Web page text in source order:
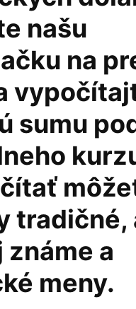
našu
na
sumu
tradičné,
známe a
meny.